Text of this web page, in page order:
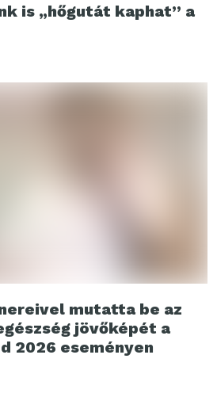
is „hőgutát kaphat” a
mutatta be az
jövőképét a
2026 eseményen